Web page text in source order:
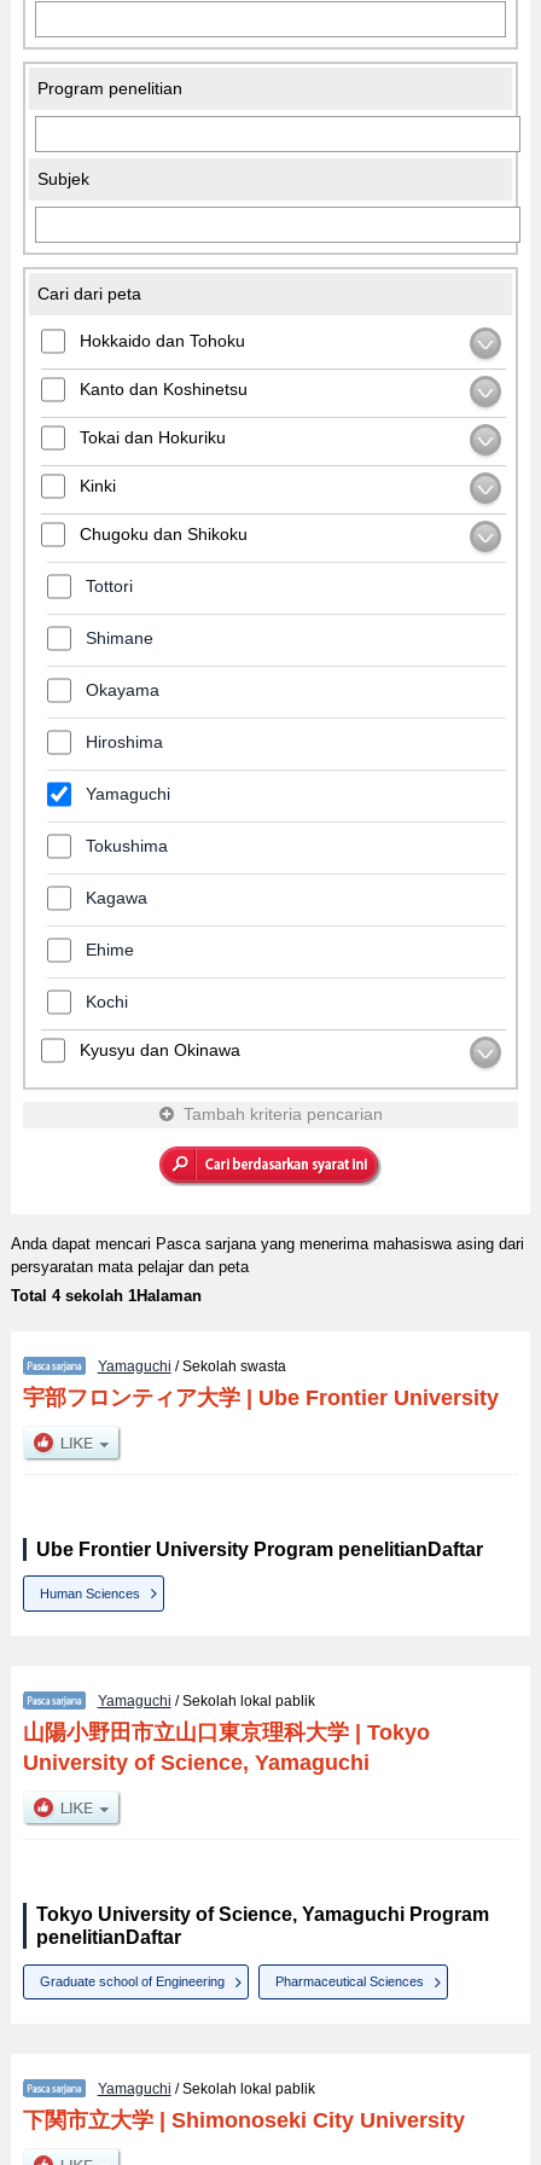
Program penelitian
Subjek
Cari dari peta
Hokkaido dan Tohoku
Kanto dan Koshinetsu
Tokai dan Hokuriku
Kinki
Chugoku dan Shikoku
Tottori
Shimane
Okayama
Hiroshima
Yamaguchi
Tokushima
Kagawa
Ehime
Kochi
Kyusyu dan Okinawa
Tambah kriteria pencarian
Anda dapat mencari Pasca sarjana yang menerima mahasiswa asing dari
persyaratan mata pelajar dan peta
Total 4 sekolah 1Halaman
Yamaguchi / Sekolah swasta
宇部フロンティア大学| Ube Frontier University
Ube Frontier University Program penelitianDaftar
Human Sciences
Yamaguchi / Sekolah lokal pablik
山陽小野田市立山口東京理科大学| Tokyo
University of Science, Yamaguchi
Tokyo University of Science, Yamaguchi Program
penelitianDaftar
Graduate school of Engineering Pharmaceutical Sciences
Yamaguchi / Sekolah lokal pablik
下関市立大学| Shimonoseki City University